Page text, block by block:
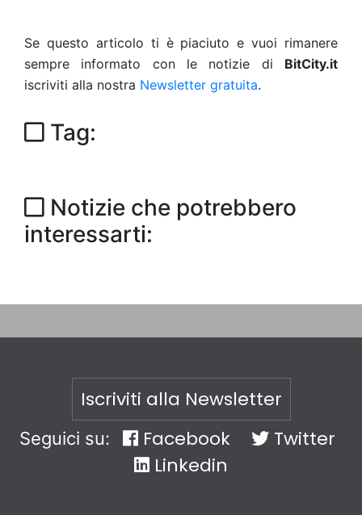
Se questo articolo ti è piaciuto e vuoi rimanere
sempre informato con le notizie di BitCity.it
iscriviti alla nostra Newsletter gratuita.
Tag:
Notizie che potrebbero
interessarti:
Iscriviti alla Newsletter
Seguici su: Facebook
Twitter
Linkedin